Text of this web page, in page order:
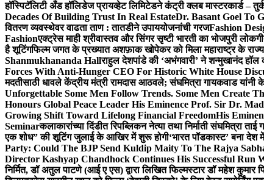
हॉस्पिटॅलिटी अँड हॉलिडेज प्रायव्हेट लिमिटेडने कंट्री क्लब मास्टरकार्ड –
Decades Of Building Trust In Real EstateDr. Basant Goel To
वितरण व्यवस्थेवर वाढता ताण : तातडीने उपाययोजनांची गरजFashion
Fashionएक्ट्रेस माही श्रीवास्तव और सिंगर सृष्टी भारती का भोजपुरी
है शूटिंगफिल्म जगत के प्रख्यात अशफ़ाक खोपेकर को मिला महाराष्ट्र के
Shanmukhananda Hallराहुल देशपांडे की ‘अभंगवारी’ ने शन्मुखानंद हॉल
Forces With Anti-Hunger CEO For Historic White House
मदतीसाठी धावले केंद्रीय मंत्री रामदास आठवले; संघमित्रा गायकवाड यांनी
Unforgettable Some Men Follow Trends. Some Men Create
Honours Global Peace Leader His Eminence Prof. Sir Dr.
Growing Shift Toward Lifelong Financial FreedomHis
Seminarकलाकारांच्या दिंडीत रिपब्लिकन नेत्या तथा निर्माती संघमित्रा
एक शोध” की शूटिंग जुलाई के आखिर में शुरू होगी‘भारत पॉडकास्ट’ बना
Party: Could The BJP Send Kuldip Maity To The Rajya
Director Kashyap Chandhock Continues His Successful Run
निर्मित, डॉ अतुल पाटणे (आई ए एस) द्वारा लिखित फिल्मस्टार डॉ महेश